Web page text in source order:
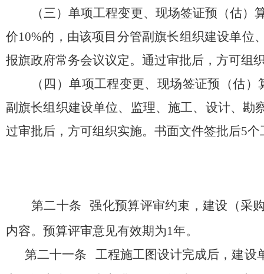
（三 ）单项工程变更、现场签证预（估）
价10%的，由该项目分管副旗长组织建设单位
报旗政府常务会议议定。通过审批后，方可组
（ 四 ）单项工程变更、现场签证预（估）
副旗长组织建设单位、监理、施工、设计、勘
过审批后，方可组织实施。书面文件签批后5个
第二十条
强化预算评审约束，建设（采
内容。预算评审意见有效期为1年。
第二十一条
工程施工图设计完成后，建设